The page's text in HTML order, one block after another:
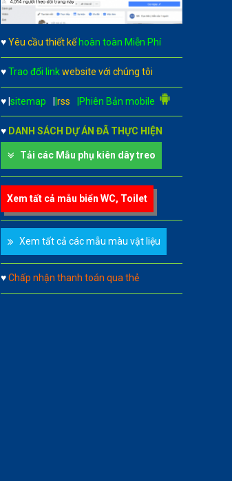
♥Yêu cầu thiết kế hoàn toàn Miễn Phí
♥Trao đổi linkwebsite với chúng tôi
♥ sitemap rss |Phiên Bản mobile
♥ DANH SÁCH DỰ ÁN ĐÃ THỰC HIỆN
Tải các Mẫu phụ kiên dây treo
Xem tất cả mẫu biển WC, Toilet
Xem tất cả các mẫu màu vật liệu
♥Chấp nhận thanh toán qua thẻ